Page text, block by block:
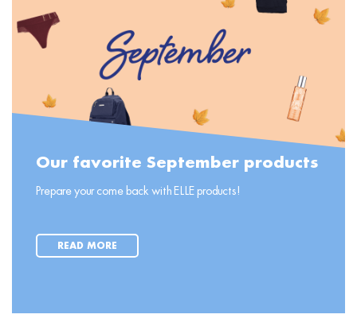
Our favorite September products
Prepare your come back with ELLE products!
READ MORE